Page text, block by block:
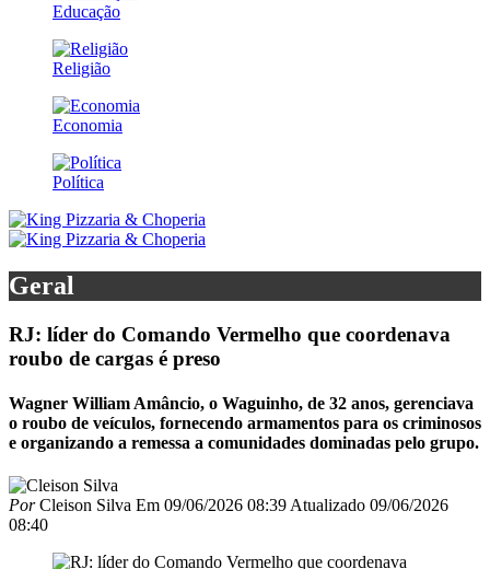
Educação
Religião
Economia
Política
Geral
RJ: líder do Comando Vermelho que coordenava
roubo de cargas é preso
Wagner William Amâncio, o Waguinho, de 32 anos, gerenciava
o roubo de veículos, fornecendo armamentos para os criminosos
e organizando a remessa a comunidades dominadas pelo grupo.
PorCleison Silva Em 09/06/2026 08:39 Atualizado 09/06/2026
08:40